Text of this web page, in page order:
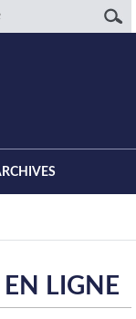
EN LIGNE